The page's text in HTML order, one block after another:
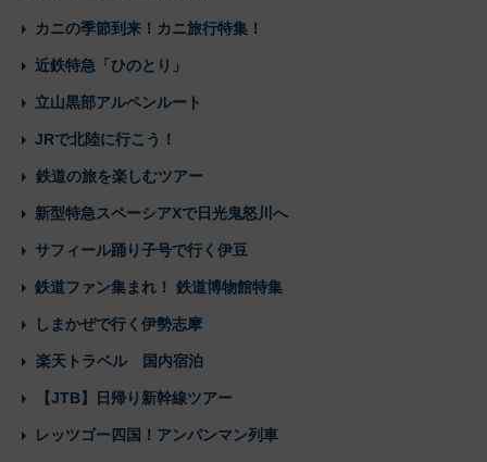
カニの季節到来！カニ旅行特集！
近鉄特急「ひのとり」
立山黒部アルペンルート
JRで北陸に行こう！
鉄道の旅を楽しむツアー
新型特急スペーシアXで日光鬼怒川へ
サフィール踊り子号で行く伊豆
鉄道ファン集まれ！ 鉄道博物館特集
しまかぜで行く伊勢志摩
楽天トラベル 国内宿泊
【JTB】日帰り新幹線ツアー
レッツゴー四国！アンパンマン列車